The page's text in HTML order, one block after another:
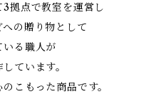
拠点で教室を運営し
の贈り物として
る職人が
ています。
こもった商品です。